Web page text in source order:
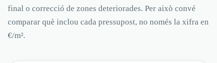
final o correcció de zones deteriorades. Per això convé
comparar què inclou cada pressupost, no només la xifra en
€/m².